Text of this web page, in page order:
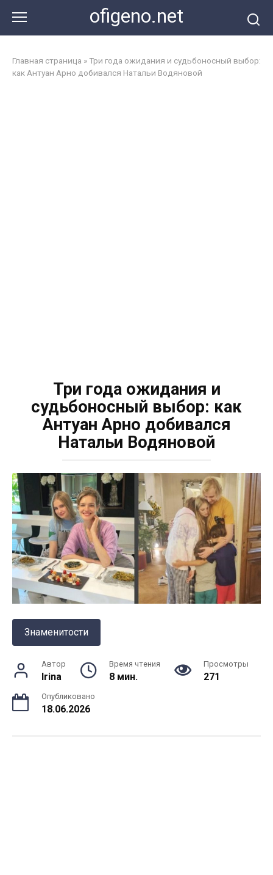
контенту
ofigeno.net
Главная страница »Три года ожидания и судьбоносный выбор:
как Антуан Арно добивался Натальи Водяновой
Три года ожидания и
судьбоносный выбор: как
Антуан Арно добивался
Натальи Водяновой
Знаменитости
Автор
Irina
Время чтения
8 мин.
Просмотры
271
Опубликовано
18.06.2026